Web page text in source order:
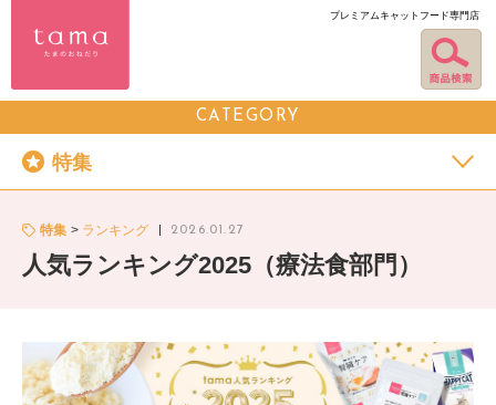
プレミアムキャットフード専門店
CATEGORY
特集
特集 ランキング 2026.01.27
人気ランキング2025（療法食部門）